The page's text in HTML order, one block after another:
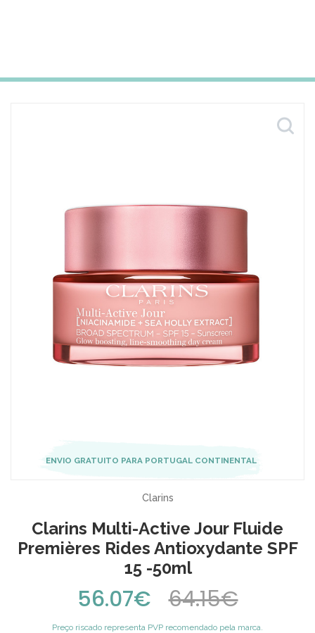
ENVIO GRATUITO PARA PORTUGAL CONTINENTAL
Clarins
Clarins Multi-Active Jour Fluide
Premières Rides Antioxydante SPF
15 -50ml
56.07€ 64.15€
Preço riscado representa PVP recomendado pela marca.